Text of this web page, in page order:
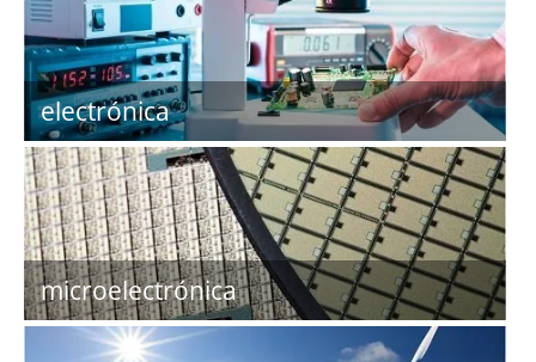
electrónica
microelectrónica